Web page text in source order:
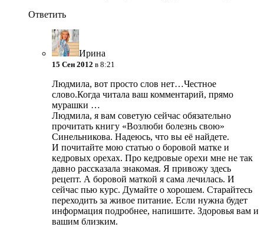
Ответить
Ирина
15 Сен 2012 в 8:21
Людмила, вот просто слов нет…Честное
слово.Когда читала ваш комментарий, прямо
мурашки …
Людмила, я вам советую сейчас обязательно
прочитать книгу «Возлюби болезнь свою»
Синельникова. Надеюсь, что вы её найдете.
И почитайте мою статью о боровой матке и
кедровых орехах. Про кедровые орехи мне не так
давно рассказала знакомая. Я привожу здесь
рецепт. А боровой маткой я сама лечилась. И
сейчас пью курс. Думайте о хорошем. Старайтесь
переходить за живое питание. Если нужна будет
информация подробнее, напишите. Здоровья вам и
вашим близким.